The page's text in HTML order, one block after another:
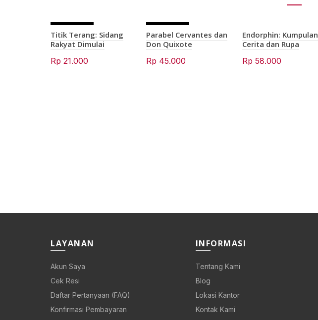
SOLD OU
T
Titik Terang: Sidang
Rakyat Dimulai
Rp 21.000
SOLD OU
T
Parabel Cervantes dan
Don Quixote
Rp 45.000
Endorphin: Kumpulan
Cerita dan Rupa
Rp 58.000
LAYANAN
Akun Saya
Cek Resi
Daftar Pertanyaan (FAQ)
Konfirmasi Pembayaran
INFORMASI
Tentang Kami
Blog
Lokasi Kantor
Kontak Kami